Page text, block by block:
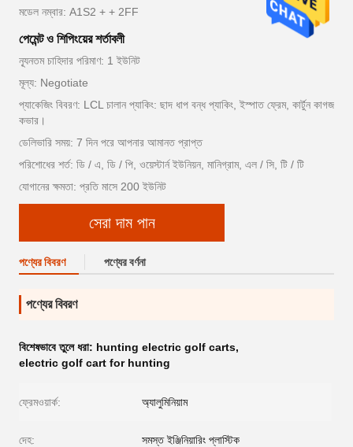
মডেল নম্বার: A1S2 + + 2FF
পেমেন্ট ও শিপিংয়ের শর্তাবলী
ন্যূনতম চাহিদার পরিমাণ: 1 ইউনিট
মূল্য: Negotiate
প্যাকেজিং বিবরণ: LCL চালান প্যাকিং: ছাদ ধাপ বন্ধ প্যাকিং, ইস্পাত ফ্রেম, কার্টুন কাগজ
কভার।
ডেলিভারি সময়: 7 দিন পরে আপনার আমানত প্রাপ্ত
পরিশোধের শর্ত: ডি / এ, ডি / পি, ওয়েস্টার্ন ইউনিয়ন, মানিগ্রাম, এল / সি, টি / টি
যোগানের ক্ষমতা: প্রতি মাসে 200 ইউনিট
সেরা দাম পান
পণ্যের বিবরণ পণ্যের বর্ণনা
পণ্যের বিবরণ
বিশেষভাবে তুলে ধরা: hunting electric golf carts,
electric golf cart for hunting
ফ্রেমওয়ার্ক: অ্যালুমিনিয়াম
দেহ: সমস্ত ইঞ্জিনিয়ারিং প্লাস্টিক